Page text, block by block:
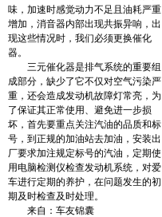
味，加速时感觉动力不足且油耗严重
增加，消音器内部出现共振异响，出
现这些情况时，我们必须更换催化
器。
三元催化器是排气系统的重要组
成部分，缺少了它不仅对空气污染严
重，还会造成发动机故障灯常亮，为
了保证其正常使用、避免进一步损
坏，首先要重点关注汽油的品质和标
号，到正规的加油站去加油，安装出
厂要求加注规定标号的汽油，定期使
用电脑检测仪检查发动机系统，对爱
车进行定期的养护，在问题发生的初
期及时检查及时处理。
来自：车友锦囊